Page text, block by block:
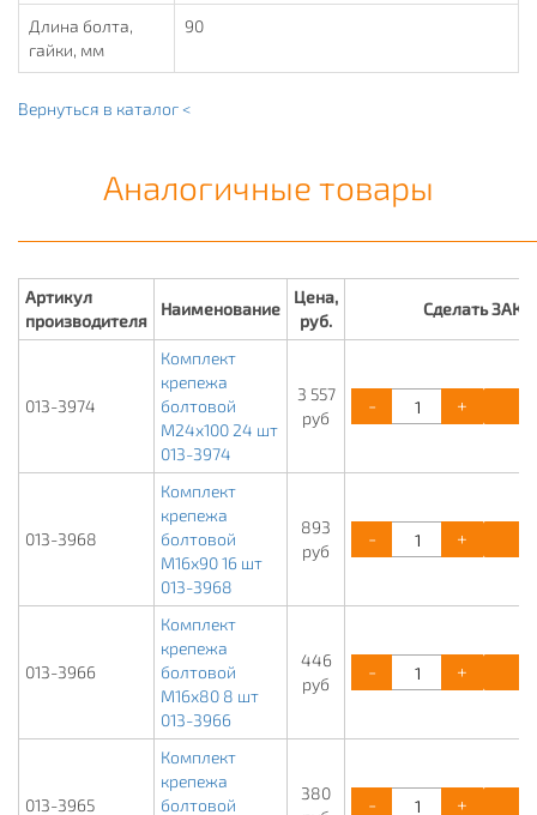
Длина болта,
гайки, мм
90
Вернуться в каталог <
Аналогичные товары
Артикул
производителя
Наименование
Цена,
руб.
Сделать
013-3974
Комплект
крепежа
болтовой
М24х100 24 шт
013-3974
3 557
руб
- +
013-3968
Комплект
крепежа
болтовой
М16х90 16 шт
013-3968
893
руб
- +
013-3966
Комплект
крепежа
болтовой
М16х80 8 шт
013-3966
446
руб
- +
013-3965
Комплект
крепежа
болтовой
380
- +